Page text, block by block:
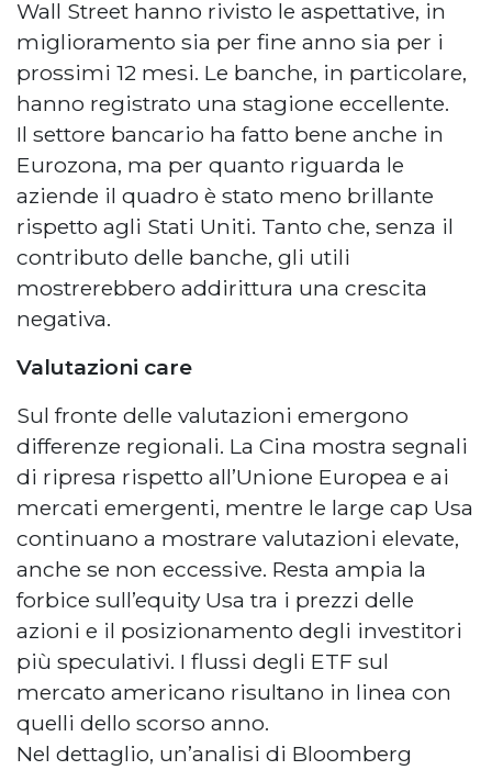
Wall Street hanno rivisto le aspettative, in
miglioramento sia per fine anno sia per i
prossimi 12 mesi. Le banche, in particolare,
hanno registrato una stagione eccellente.
Il settore bancario ha fatto bene anche in
Eurozona, ma per quanto riguarda le
aziende il quadro è stato meno brillante
rispetto agli Stati Uniti. Tanto che, senza il
contributo delle banche, gli utili
mostrerebbero addirittura una crescita
negativa.
Valutazioni care
Sul fronte delle valutazioni emergono
differenze regionali. La Cina mostra segnali
di ripresa rispetto all’Unione Europea e ai
mercati emergenti, mentre le large cap Usa
continuano a mostrare valutazioni elevate,
anche se non eccessive. Resta ampia la
forbice sull’equity Usa tra i prezzi delle
azioni e il posizionamento degli investitori
più speculativi. I flussi degli ETF sul
mercato americano risultano in linea con
quelli dello scorso anno.
Nel dettaglio, un’analisi di Bloomberg